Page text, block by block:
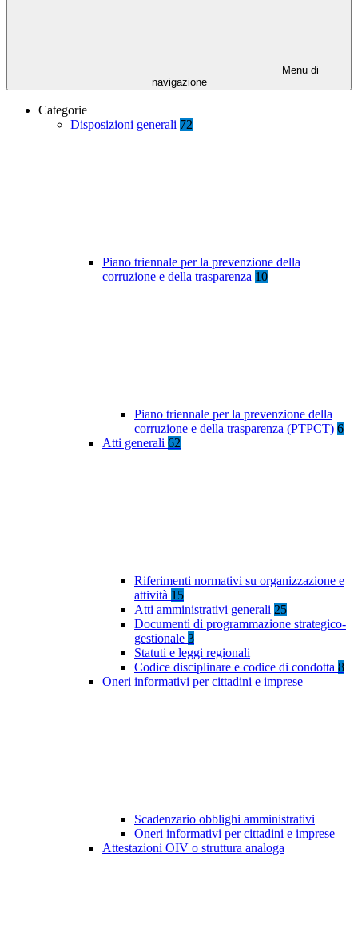
Menu di
navigazione
Categorie
Disposizioni generali 72
Piano triennale per la prevenzione della
corruzione e della trasparenza 10
Piano triennale per la prevenzione della
corruzione e della trasparenza (PTPCT) 6
Atti generali 62
Riferimenti normativi su organizzazione e
attività 15
Atti amministrativi generali 25
Documenti di programmazione strategico-
gestionale 3
Statuti e leggi regionali
Codice disciplinare e codice di condotta 8
Oneri informativi per cittadini e imprese
Scadenzario obblighi amministrativi
Oneri informativi per cittadini e imprese
Attestazioni OIV o struttura analoga